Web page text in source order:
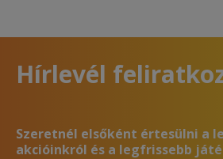
Hírlevél
Szeretnél elsőként értesülni a
akcióinkról és a legfrissebb